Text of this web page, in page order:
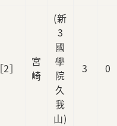
［2］
宮
崎
(新
3
國
學
院
久
我
山)
3 0